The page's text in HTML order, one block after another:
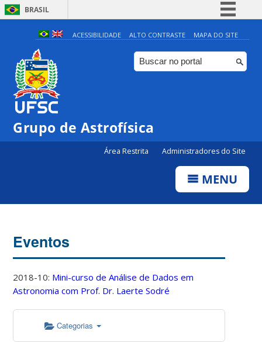
BRASIL
Simplifique!
Comunica BR
Participe
ACESSIBILIDADE ALTO CONTRASTE MAPA DO SITE
Grupo de Astrofísica
Área Restrita Administradores do Site
MENU
Eventos
2018-10: Mini-curso de Análise de Dados em
Astronomia com Prof. Dr. Laerte Sodré
Categorias